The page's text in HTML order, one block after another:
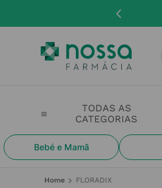
Bebé e Mamã
FLORADIX